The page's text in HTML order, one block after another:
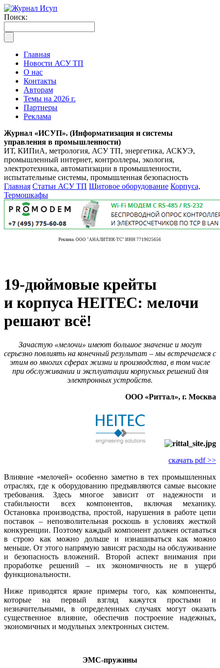
Поиск:
Главная
Новости АСУ ТП
О нас
Контакты
Авторам
Темы на 2026 г.
Партнеры
Реклама
Журнал «ИСУП». (Информатизация и системы
управления в промышленности)
ИТ, КИПиА, метрология, АСУ ТП, энергетика, АСКУЭ,
промышленный интернет, контроллеры, экология,
электротехника, автоматизации в промышленности,
испытательные системы, промышленная безопасность
Главная Статьи АСУ ТП Щитовое оборудование Корпуса,
Термошкафы
Реклама. ООО "АНАЛИТИК-ТС" ИНН 7719025656
19-дюймовые крейты
и корпуса HEITEC: мелочи
решают всё!
Зачастую «мелочи» имеют большое значение и могут
серьезно повлиять на конечный результат – мы встречаемся с
этим во многих сферах жизни и производства, в том числе
при обслуживании и эксплуатации корпусных решений для
электронных устройств.
ООО «Риттал», г. Москва
скачать pdf >>
Влияние «мелочей» особенно заметно в тех промышленных
отраслях, где к оборудованию предъявляются самые высокие
требования. Здесь многое зависит от надежности и
стабильности всех компонентов, включая механику.
Остановка производства, простой, нарушения в работе цепи
поставок – непозволительная роскошь в условиях жесткой
конкуренции. Поэтому каждый компонент должен оставаться
в строю как можно дольше и изнашиваться как можно
меньше. От этого напрямую зависят расходы на обслуживание
и безопасность вложений. Второй аспект внимания при
проработке решений – их экономичность не в ущерб
функциональности.
Ниже приводятся яркие примеры того, как компоненты,
которые на первый взгляд кажутся простыми и
незначительными, в определенных случаях могут оказать
существенное влияние, обеспечив построение надежных,
экономичных и модульных электронных систем.
ЭМС-пружины